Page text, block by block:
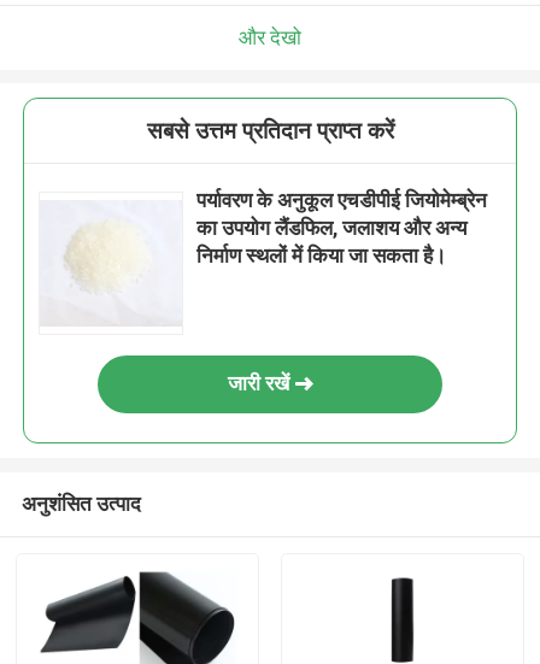
और देखो
सबसे उत्तम प्रतिदान प्राप्त करें
पर्यावरण के अनुकूल एचडीपीई जियोमेम्ब्रेन
का उपयोग लैंडफिल, जलाशय और अन्य
निर्माण स्थलों में किया जा सकता है।
जारी रखें
अनुशंसित उत्पाद